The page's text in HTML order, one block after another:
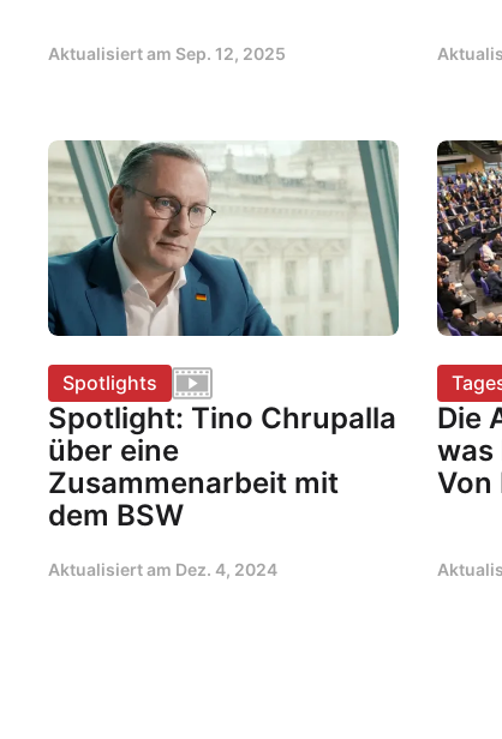
Aktualisiert am Sep. 12, 2025
Spotlights
Spotlight: Tino Chrupalla
über eine
Zusammenarbeit mit
dem BSW
Aktualisiert am Dez. 4, 2024
Die
was
Von